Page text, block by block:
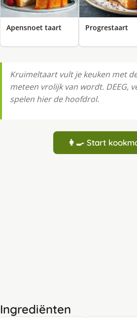
Apensnoet taart Progrestaart
Kruimeltaart vult je keuken met
meteen vrolijk van wordt. DEEG,
spelen hier de hoofdrol.
👩‍🍳 Start
Ingrediënten